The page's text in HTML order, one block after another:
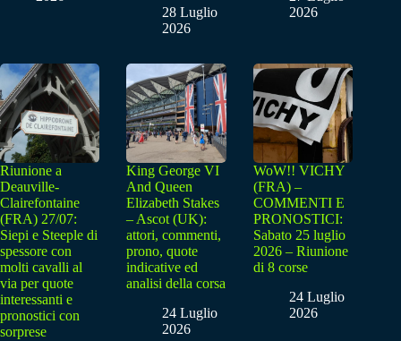
28 Luglio
2026
2026
Riunione a
Deauville-
Clairefontaine
(FRA) 27/07:
Siepi e Steeple di
spessore con
molti cavalli al
via per quote
interessanti e
pronostici con
sorprese
King George VI
And Queen
Elizabeth Stakes
– Ascot (UK):
attori, commenti,
prono, quote
indicative ed
analisi della corsa
24 Luglio
2026
WoW!! VICHY
(FRA) –
COMMENTI E
PRONOSTICI:
Sabato 25 luglio
2026 – Riunione
di 8 corse
24 Luglio
2026